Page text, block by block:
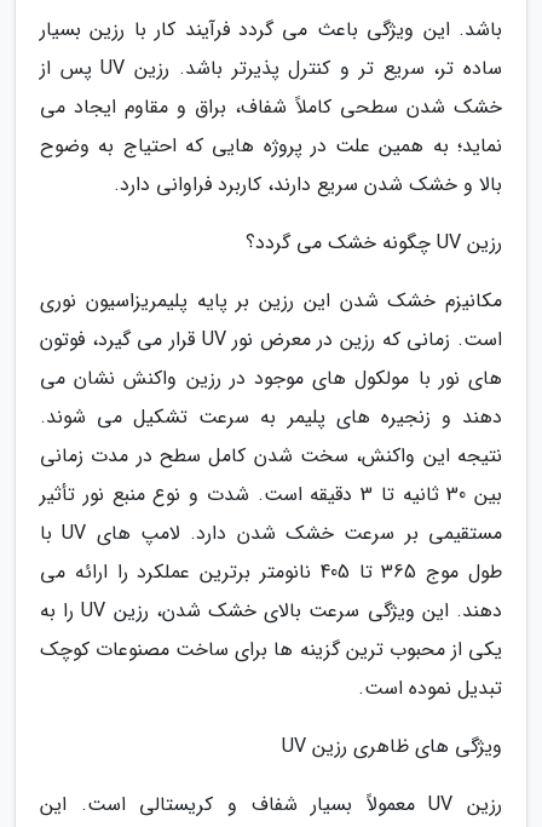
باشد. این ویژگی باعث می گردد فرآیند کار با رزین بسیار
ساده تر، سریع تر و کنترل پذیرتر باشد. رزین UV پس از
خشک شدن سطحی کاملاً شفاف، براق و مقاوم ایجاد می
نماید؛ به همین علت در پروژه هایی که احتیاج به وضوح
بالا و خشک شدن سریع دارند، کاربرد فراوانی دارد.
رزین UV چگونه خشک می گردد؟
مکانیزم خشک شدن این رزین بر پایه پلیمریزاسیون نوری
است. زمانی که رزین در معرض نور UV قرار می گیرد، فوتون
های نور با مولکول های موجود در رزین واکنش نشان می
دهند و زنجیره های پلیمر به سرعت تشکیل می شوند.
نتیجه این واکنش، سخت شدن کامل سطح در مدت زمانی
بین 30 ثانیه تا 3 دقیقه است. شدت و نوع منبع نور تأثیر
مستقیمی بر سرعت خشک شدن دارد. لامپ های UV با
طول موج 365 تا 405 نانومتر برترین عملکرد را ارائه می
دهند. این ویژگی سرعت بالای خشک شدن، رزین UV را به
یکی از محبوب ترین گزینه ها برای ساخت مصنوعات کوچک
تبدیل نموده است.
ویژگی های ظاهری رزین UV
رزین UV معمولاً بسیار شفاف و کریستالی است. این